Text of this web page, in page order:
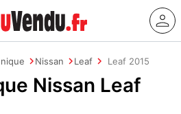
Nissan Leaf Leaf 2015
Nissan Leaf